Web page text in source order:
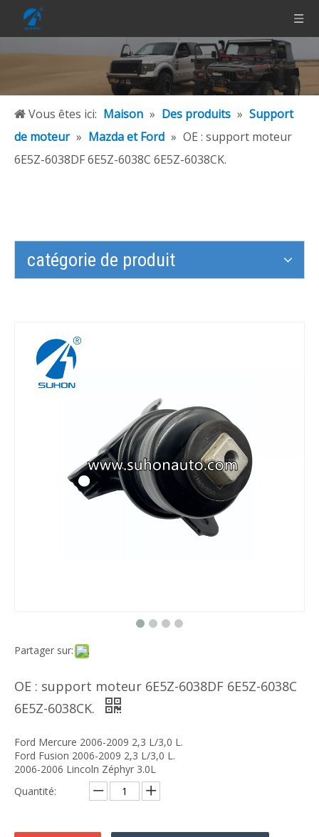
Vous êtes ici: Maison » Des produits » Support
de moteur » Mazda et Ford » OE : support moteur
6E5Z-6038DF 6E5Z-6038C 6E5Z-6038CK.
catégorie de produit
Partager sur:
OE : support moteur 6E5Z-6038DF 6E5Z-6038C
6E5Z-6038CK.
Ford Mercure 2006-2009 2,3 L/3,0 L.
Ford Fusion 2006-2009 2,3 L/3,0 L.
2006-2006 Lincoln Zéphyr 3.0L
Quantité: